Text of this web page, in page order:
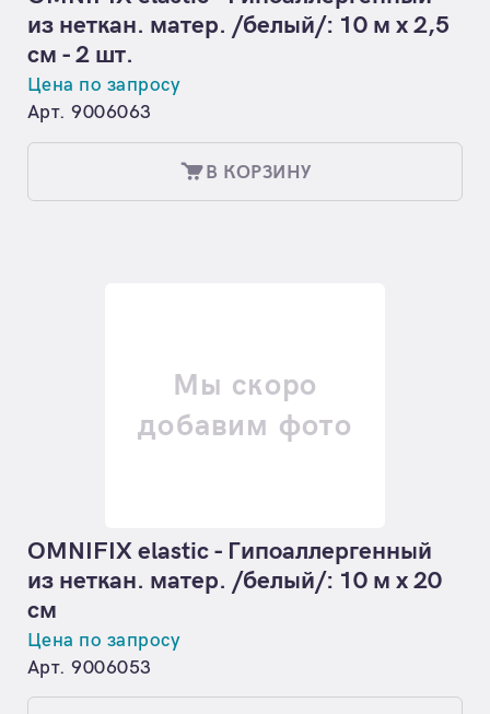
из неткан. матер. /белый/: 10 м х 2,5
см - 2 шт.
Цена по запросу
Арт. 9006063
В КОРЗИНУ
Мы скоро
добавим фото
OMNIFIX elastic - Гипоаллергенный
из неткан. матер. /белый/: 10 м х 20
см
Цена по запросу
Арт. 9006053